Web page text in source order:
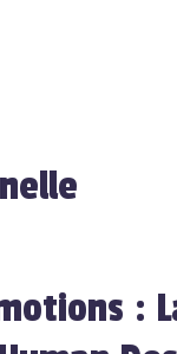
: